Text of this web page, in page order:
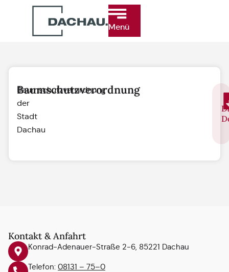
Menü
Baumschutzverordnung
Baumschutzverordnung
der
Stadt
Dachau
Kontakt & Anfahrt
Konrad-Adenauer-Straße 2-6, 85221 Dachau
Telefon: 08131 – 75–0